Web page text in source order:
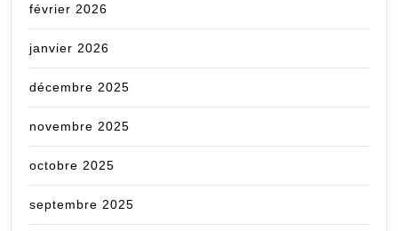
février 2026
janvier 2026
décembre 2025
novembre 2025
octobre 2025
septembre 2025